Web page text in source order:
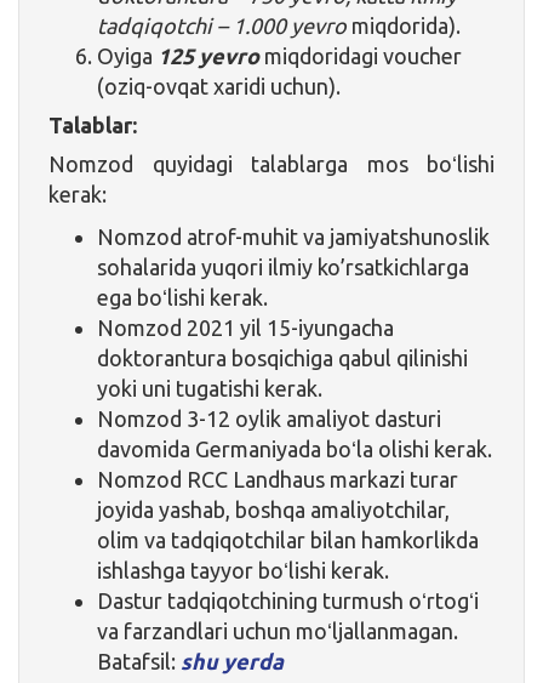
tadqiqotchi – 1.000 yevro miqdorida).
Oyiga 125 yevromiqdoridagi voucher
(oziq-ovqat xaridi uchun).
Talablar:
Nomzod quyidagi talablarga mos boʻlishi
kerak:
Nomzod atrof-muhit va jamiyatshunoslik
sohalarida yuqori ilmiy ko’rsatkichlarga
ega boʻlishi kerak.
Nomzod 2021 yil 15-iyungacha
doktorantura bosqichiga qabul qilinishi
yoki uni tugatishi kerak.
Nomzod 3-12 oylik amaliyot dasturi
davomida Germaniyada boʻla olishi kerak.
Nomzod RCC Landhaus markazi turar
joyida yashab, boshqa amaliyotchilar,
olim va tadqiqotchilar bilan hamkorlikda
ishlashga tayyor boʻlishi kerak.
Dastur tadqiqotchining turmush oʻrtogʻi
va farzandlari uchun moʻljallanmagan.
Batafsil: shu yerda